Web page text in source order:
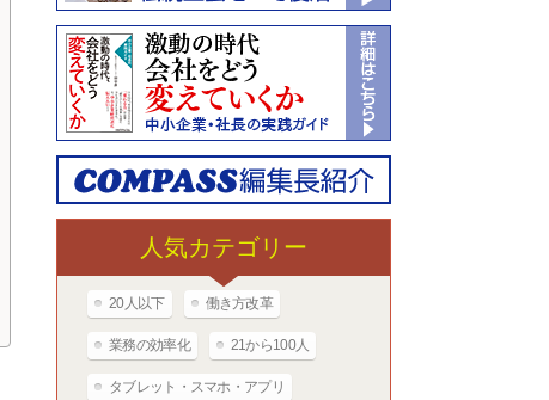
人気カテゴリー
20人以下 働き方改革
業務の効率化 21から100人
タブレット・スマホ・アプリ